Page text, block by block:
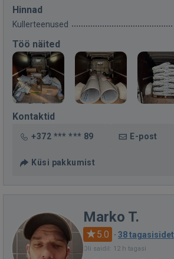
Hinnad
Kullerteenused
Töö näited
Kontaktid
+372 *** *** 89 E-post
Küsi pakkumist
Marko T.
5.0 · 38 tagasisidet
Oli saidil: 12 h tagasi